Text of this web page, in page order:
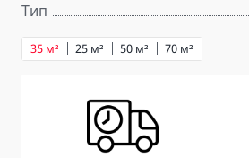
Тип
25 м²
35 м² 50 м² 70 м²